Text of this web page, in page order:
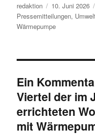
Autor
redaktion
Veröffentlicht
am
10. Juni 2026
Pressemitteilungen,
Wärmepumpe
Ein
Viertel der im
errichteten
mit